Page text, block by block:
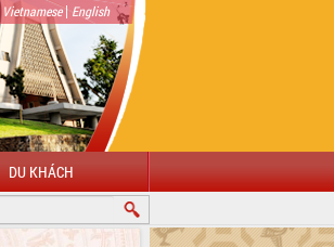
Vietnamese| English
DU KHÁCH